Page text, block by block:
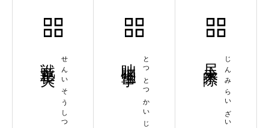
せんいそうしつ とつとつかいじ じんみらいざい